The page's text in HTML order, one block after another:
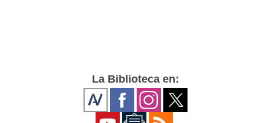
La Biblioteca en: